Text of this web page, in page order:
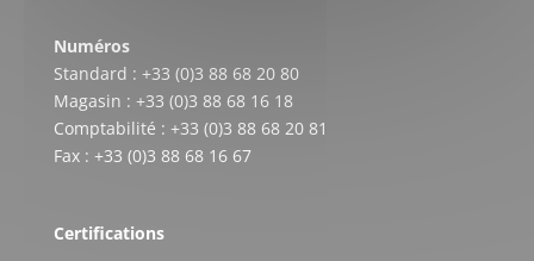
Numéros
Standard : +33 (0)3 88 68 20 80
Magasin : +33 (0)3 88 68 16 18
Comptabilité : +33 (0)3 88 68 20 81
Fax : +33 (0)3 88 68 16 67
Certifications